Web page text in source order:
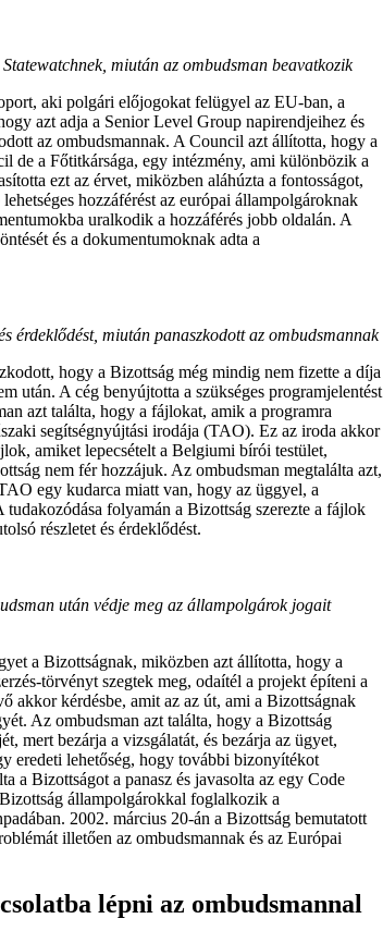
miután az ombudsman beavatkozik
aki polgári előjogokat felügyel az EU-ban, a
azt adja a Senior Level Group napirendjeihez és
az ombudsmannak. A Council azt állította, hogy a
de a Főtitkársága, egy intézmény, ami különbözik a
ezt az érvet, miközben aláhúzta a fontosságot,
hozzáférést az európai állampolgároknak
uralkodik a hozzáférés jobb oldalán. A
és a dokumentumoknak adta a
érdeklődést, miután panaszkodott az ombudsmannak
hogy a Bizottság még mindig nem fizette a díja
után. A cég benyújtotta a szükséges programjelentést
azt találta, hogy a fájlokat, amik a programra
segítségnyújtási irodája (TAO). Ez az iroda akkor
amiket lepecsételt a Belgiumi bírói testület,
nem fér hozzájuk. Az ombudsman megtalálta azt,
egy kudarca miatt van, hogy az üggyel, a
folyamán a Bizottság szerezte a fájlok
részletet és érdeklődést.
után védje meg az állampolgárok jogait
a Bizottságnak, miközben azt állította, hogy a
törvényt szegtek meg, odaítél a projekt építeni a
akkor kérdésbe, amit az az út, ami a Bizottságnak
Az ombudsman azt találta, hogy a Bizottság
mert bezárja a vizsgálatát, és bezárja az ügyet,
eredeti lehetőség, hogy további bizonyítékot
a Bizottságot a panasz és javasolta az egy Code
állampolgárokkal foglalkozik a
2002. március 20-án a Bizottság bemutatott
illetően az ombudsmannak és az Európai
lépni az ombudsmannal